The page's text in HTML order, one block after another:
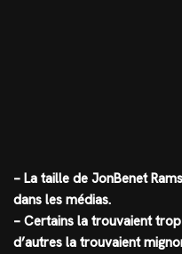
– La taille de JonBenet
dans les médias.
– Certains la trouvaient
d’autres la trouvaient